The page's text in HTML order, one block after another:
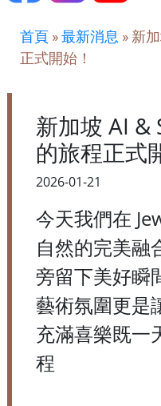
首頁 »最新消息 » 新
正式開始！
新加坡 AI &
的旅程正式
2026-01-21
今天我們在
自然的完美融
旁留下美好瞬
藝術氛圍更是
充滿喜樂既一
程